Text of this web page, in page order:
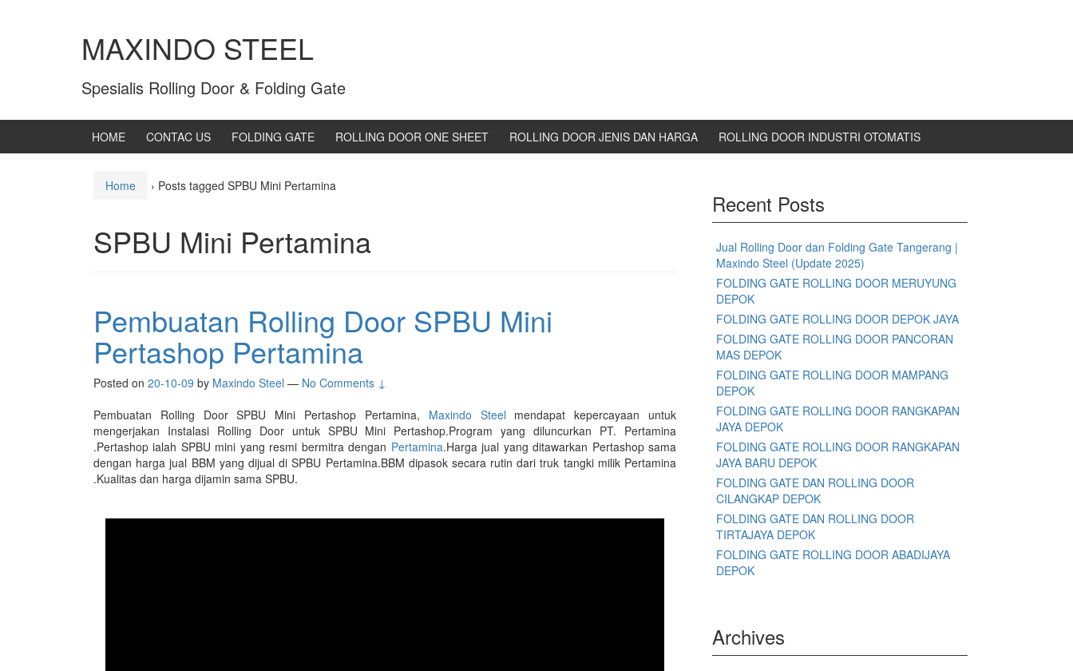
MAXINDO STEEL
Spesialis Rolling Door & Folding Gate
HOME CONTAC US FOLDING GATE ROLLING DOOR ONE SHEET ROLLING DOOR JENIS DAN HARGA ROLLING DOOR INDUSTRI OTOMATIS
Home › Posts tagged SPBU Mini Pertamina
SPBU Mini Pertamina
Pembuatan Rolling Door SPBU Mini
Pertashop Pertamina
Posted on 20-10-09 by Maxindo Steel — No Comments ↓
Pembuatan Rolling Door SPBU Mini Pertashop Pertamina, Maxindo Steel mendapat kepercayaan untuk
mengerjakan Instalasi Rolling Door untuk SPBU Mini Pertashop.Program yang diluncurkan PT. Pertamina
.Pertashop ialah SPBU mini yang resmi bermitra dengan Pertamina.Harga jual yang ditawarkan Pertashop sama
dengan harga jual BBM yang dijual di SPBU Pertamina.BBM dipasok secara rutin dari truk tangki milik Pertamina
.Kualitas dan harga dijamin sama SPBU.
Recent Posts
Jual Rolling Door dan Folding Gate Tangerang |
Maxindo Steel (Update 2025)
FOLDING GATE ROLLING DOOR MERUYUNG
DEPOK
FOLDING GATE ROLLING DOOR DEPOK JAYA
FOLDING GATE ROLLING DOOR PANCORAN
MAS DEPOK
FOLDING GATE ROLLING DOOR MAMPANG
DEPOK
FOLDING GATE ROLLING DOOR RANGKAPAN
JAYA DEPOK
FOLDING GATE ROLLING DOOR RANGKAPAN
JAYA BARU DEPOK
FOLDING GATE DAN ROLLING DOOR
CILANGKAP DEPOK
FOLDING GATE DAN ROLLING DOOR
TIRTAJAYA DEPOK
FOLDING GATE ROLLING DOOR ABADIJAYA
DEPOK
Archives